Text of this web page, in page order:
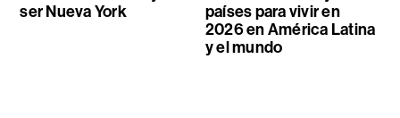
ser Nueva York
países para vivir en
2026 en América Latina
y el mundo